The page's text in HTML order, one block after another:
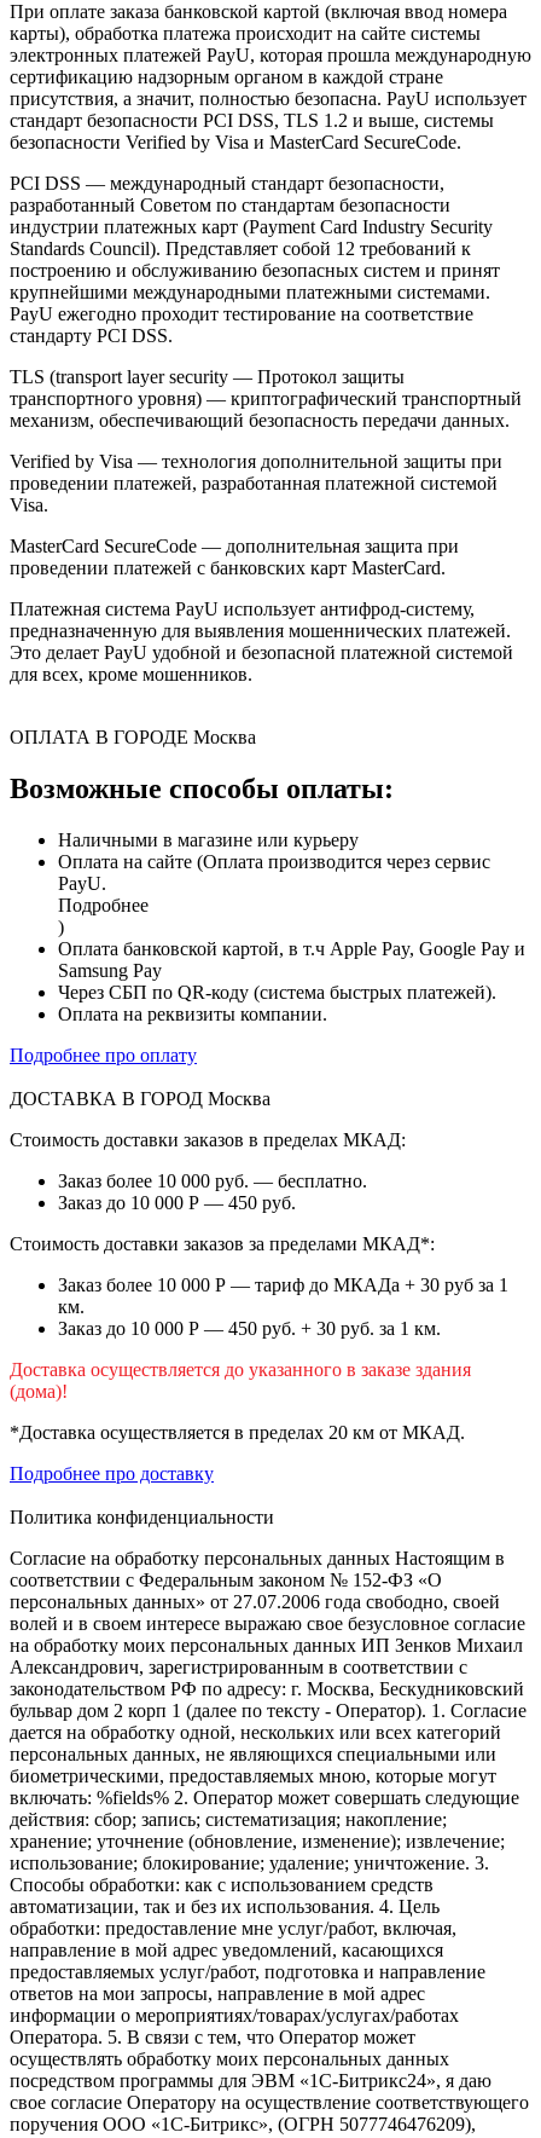
При оплате заказа банковской картой (включая ввод номера
карты), обработка платежа происходит на сайте системы
электронных платежей PayU, которая прошла международную
сертификацию надзорным органом в каждой стране
присутствия, а значит, полностью безопасна. PayU использует
стандарт безопасности PCI DSS, TLS 1.2 и выше, системы
безопасности Verified by Visa и MasterCard SecureCode.
PCI DSS — международный стандарт безопасности,
разработанный Советом по стандартам безопасности
индустрии платежных карт (Payment Card Industry Security
Standards Council). Представляет собой 12 требований к
построению и обслуживанию безопасных систем и принят
крупнейшими международными платежными системами.
PayU ежегодно проходит тестирование на соответствие
стандарту PCI DSS.
TLS (transport layer security — Протокол защиты
транспортного уровня) — криптографический транспортный
механизм, обеспечивающий безопасность передачи данных.
Verified by Visa — технология дополнительной защиты при
проведении платежей, разработанная платежной системой
Visa.
MasterCard SecureCode — дополнительная защита при
проведении платежей с банковских карт MasterCard.
Платежная система PayU использует антифрод-систему,
предназначенную для выявления мошеннических платежей.
Это делает PayU удобной и безопасной платежной системой
для всех, кроме мошенников.
ОПЛАТА В ГОРОДЕ Москва
Возможные способы оплаты:
Наличными в магазине или курьеру
Оплата на сайте (Оплата производится через сервис
PayU.
Подробнее
)
Оплата банковской картой, в т.ч Apple Pay, Google Pay и
Samsung Pay
Через СБП по QR-коду (система быстрых платежей).
Оплата на реквизиты компании.
Подробнее про оплату
ДОСТАВКА В ГОРОД Москва
Стоимость доставки заказов в пределах МКАД:
Заказ более 10 000 руб. — бесплатно.
Заказ до 10 000 Р — 450 руб.
Стоимость доставки заказов за пределами МКАД*:
Заказ более 10 000 Р — тариф до МКАДа + 30 руб за 1
км.
Заказ до 10 000 Р — 450 руб. + 30 руб. за 1 км.
Доставка осуществляется до указанного в заказе здания
(дома)!
*Доставка осуществляется в пределах 20 км от МКАД.
Подробнее про доставку
Политика конфиденциальности
Согласие на обработку персональных данных Настоящим в
соответствии с Федеральным законом № 152-ФЗ «О
персональных данных» от 27.07.2006 года свободно, своей
волей и в своем интересе выражаю свое безусловное согласие
на обработку моих персональных данных ИП Зенков Михаил
Александрович, зарегистрированным в соответствии с
законодательством РФ по адресу: г. Москва, Бескудниковский
бульвар дом 2 корп 1 (далее по тексту - Оператор). 1. Согласие
дается на обработку одной, нескольких или всех категорий
персональных данных, не являющихся специальными или
биометрическими, предоставляемых мною, которые могут
включать: %fields% 2. Оператор может совершать следующие
действия: сбор; запись; систематизация; накопление;
хранение; уточнение (обновление, изменение); извлечение;
использование; блокирование; удаление; уничтожение. 3.
Способы обработки: как с использованием средств
автоматизации, так и без их использования. 4. Цель
обработки: предоставление мне услуг/работ, включая,
направление в мой адрес уведомлений, касающихся
предоставляемых услуг/работ, подготовка и направление
ответов на мои запросы, направление в мой адрес
информации о мероприятиях/товарах/услугах/работах
Оператора. 5. В связи с тем, что Оператор может
осуществлять обработку моих персональных данных
посредством программы для ЭВМ «1С-Битрикс24», я даю
свое согласие Оператору на осуществление соответствующего
поручения ООО «1С-Битрикс», (ОГРН 5077746476209),